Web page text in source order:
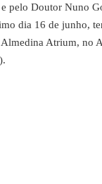
pelo Doutor Nuno
dia 16 de junho,
Atrium, no